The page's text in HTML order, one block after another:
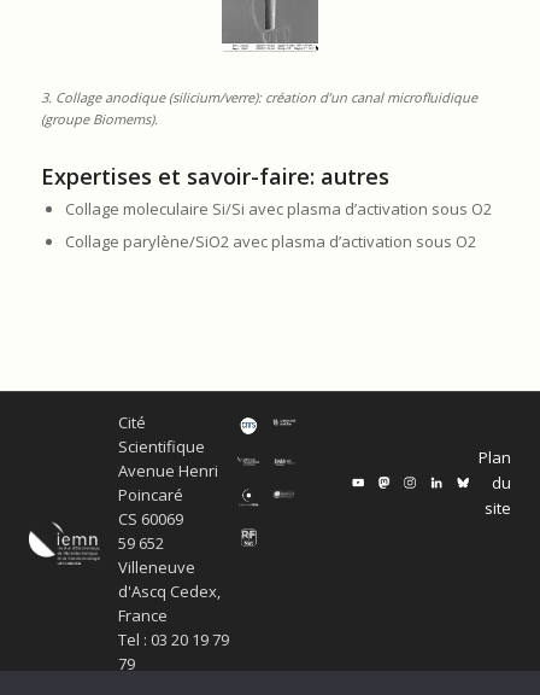
3. Collage anodique (silicium/verre): création d’un canal microfluidique
(groupe Biomems).
Expertises et savoir-faire: autres
Collage moleculaire Si/Si avec plasma d’activation sous O2
Collage parylène/SiO2 avec plasma d’activation sous O2
Cité
Scientifique
Avenue Henri
Poincaré
CS 60069
59 652
Villeneuve
d'Ascq Cedex,
France
Tel : 03 20 19 79
79
Plan
du
site